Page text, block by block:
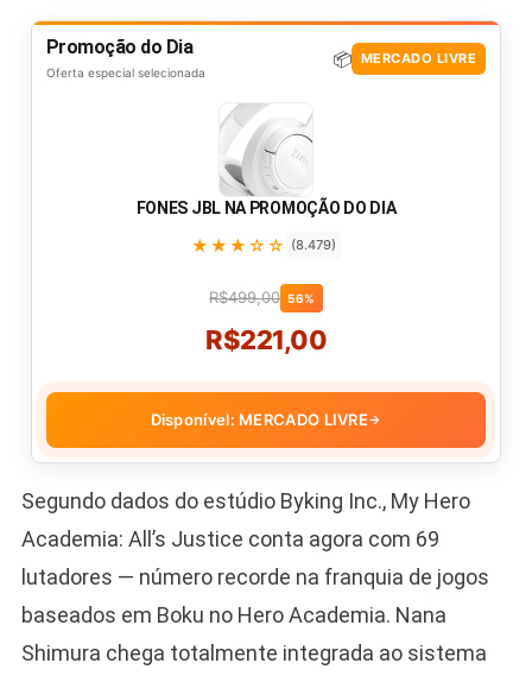
Promoção do Dia
Oferta especial selecionada
📦 MERCADO LIVRE
FONES JBL NA PROMOÇÃO DO DIA
★★★☆☆ (8.479)
R$499,00 56%
R$221,00
Disponível: MERCADO LIVRE→
Segundo dados do estúdio Byking Inc., My Hero
Academia: All’s Justice conta agora com 69
lutadores — número recorde na franquia de jogos
baseados em Boku no Hero Academia. Nana
Shimura chega totalmente integrada ao sistema